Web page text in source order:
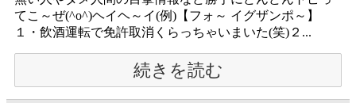
てこ～ぜ(^o^)ヘイヘ～イ(例)【フォ～ イグザンポ～】
１・飲酒運転で免許取消くらっちゃいまいた(笑)２...
続きを読む